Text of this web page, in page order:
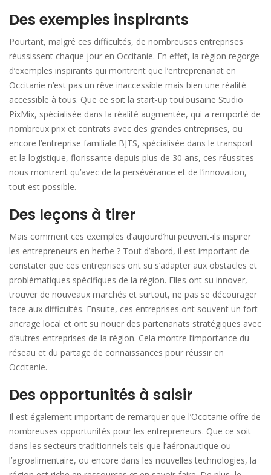
Des exemples inspirants
Pourtant, malgré ces difficultés, de nombreuses entreprises
réussissent chaque jour en Occitanie. En effet, la région regorge
d’exemples inspirants qui montrent que l’entreprenariat en
Occitanie n’est pas un rêve inaccessible mais bien une réalité
accessible à tous. Que ce soit la start-up toulousaine Studio
PixMix, spécialisée dans la réalité augmentée, qui a remporté de
nombreux prix et contrats avec des grandes entreprises, ou
encore l’entreprise familiale BJTS, spécialisée dans le transport
et la logistique, florissante depuis plus de 30 ans, ces réussites
nous montrent qu’avec de la persévérance et de l’innovation,
tout est possible.
Des leçons à tirer
Mais comment ces exemples d’aujourd’hui peuvent-ils inspirer
les entrepreneurs en herbe ? Tout d’abord, il est important de
constater que ces entreprises ont su s’adapter aux obstacles et
problématiques spécifiques de la région. Elles ont su innover,
trouver de nouveaux marchés et surtout, ne pas se décourager
face aux difficultés. Ensuite, ces entreprises ont souvent un fort
ancrage local et ont su nouer des partenariats stratégiques avec
d’autres entreprises de la région. Cela montre l’importance du
réseau et du partage de connaissances pour réussir en
Occitanie.
Des opportunités à saisir
Il est également important de remarquer que l’Occitanie offre de
nombreuses opportunités pour les entrepreneurs. Que ce soit
dans les secteurs traditionnels tels que l’aéronautique ou
l’agroalimentaire, ou encore dans les nouvelles technologies, la